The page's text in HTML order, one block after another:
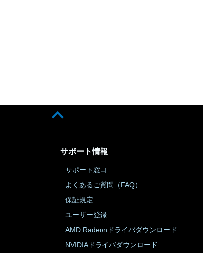
サポート情報
サポート窓口
よくあるご質問（FAQ）
保証規定
ユーザー登録
AMD Radeonドライバダウンロード
NVIDIAドライバダウンロード